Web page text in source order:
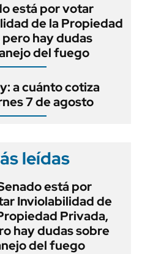
está por votar
de la Propiedad
hay dudas
del fuego
a cuánto cotiza
7 de agosto
leídas
está por
Inviolabilidad de
Privada,
hay dudas sobre
del fuego